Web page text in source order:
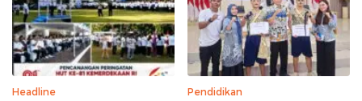
Headline Pendidikan